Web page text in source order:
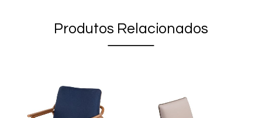
Produtos Relacionados